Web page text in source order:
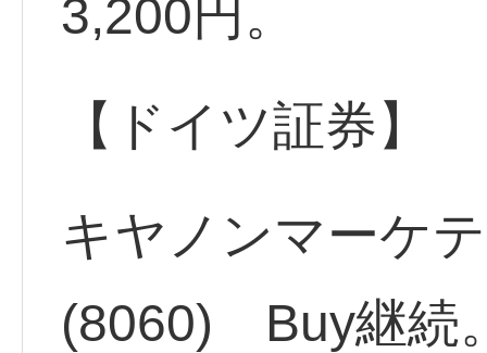
3,200円。
【ドイツ証券】
キヤノンマーケ
(8060) Buy継続